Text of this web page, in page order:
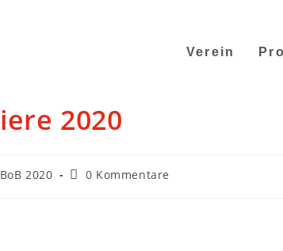
Verein
2020
BoB 2020 0 Kommentare